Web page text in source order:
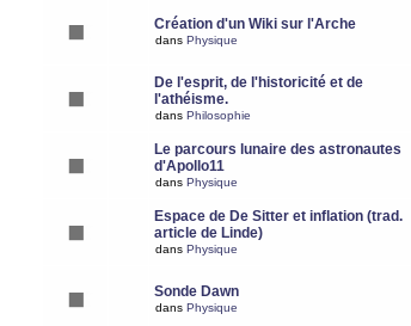
Création d'un Wiki sur l'Arche
dans Physique
De l'esprit, de l'historicité et de
l'athéisme.
dans Philosophie
Le parcours lunaire des astronautes
d'Apollo11
dans Physique
Espace de De Sitter et inflation (trad.
article de Linde)
dans Physique
Sonde Dawn
dans Physique